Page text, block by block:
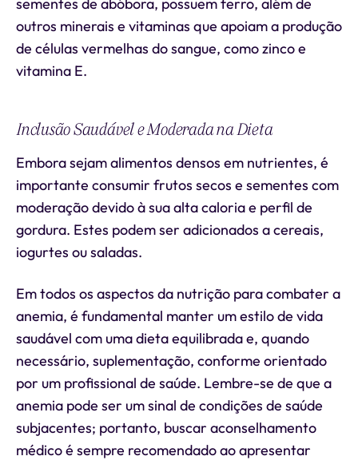
outros minerais e vitaminas que apoiam a produção
de células vermelhas do sangue, como zinco e
vitamina E.
Inclusão Saudável e Moderada na Dieta
Embora sejam alimentos densos em nutrientes, é
importante consumir frutos secos e sementes com
moderação devido à sua alta caloria e perfil de
gordura. Estes podem ser adicionados a cereais,
iogurtes ou saladas.
Em todos os aspectos da nutrição para combater a
anemia, é fundamental manter um estilo de vida
saudável com uma dieta equilibrada e, quando
necessário, suplementação, conforme orientado
por um profissional de saúde. Lembre-se de que a
anemia pode ser um sinal de condições de saúde
subjacentes; portanto, buscar aconselhamento
médico é sempre recomendado ao apresentar